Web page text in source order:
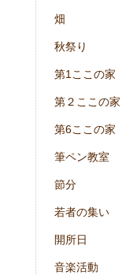
畑
秋祭り
第1ここの家
第２ここの家
第6ここの家
筆ペン教室
節分
若者の集い
開所日
音楽活動